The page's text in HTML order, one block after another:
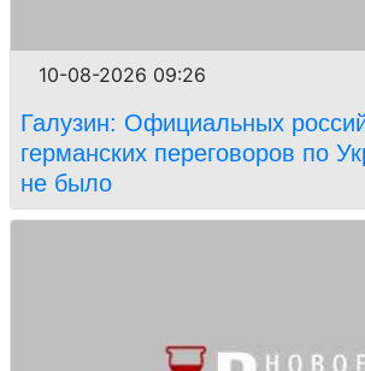
10-08-2026 09:26
Галузин: Официальных
германских переговоров по
не было